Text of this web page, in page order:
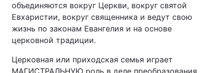
объединяются вокруг Церкви, вокруг святой
Евхаристии, вокруг священника и ведут свою
жизнь по законам Евангелия и на основе
церковной традиции.
Церковная или приходская семья играет
МАГИСТРАЛЬНУЮ роль в деле преобразования